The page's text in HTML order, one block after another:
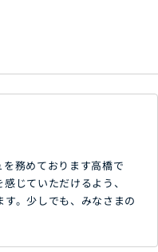
務めております高橋で
じていただけるよう、
。少しでも、みなさまの